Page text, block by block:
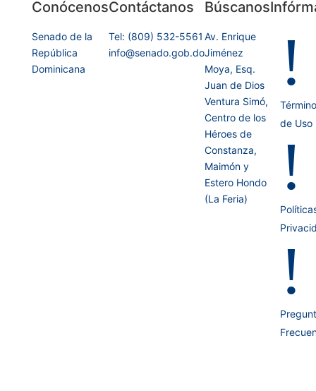
Conócenos
Senado de la
República
Dominicana
Contáctanos
Tel: (809) 532-5561
info@senado.gob.do
Búscanos
Av. Enrique
Jiménez
Moya, Esq.
Juan de Dios
Ventura Simó,
Centro de los
Héroes de
Constanza,
Maimón y
Estero Hondo
(La Feria)
!
de Uso
!
!